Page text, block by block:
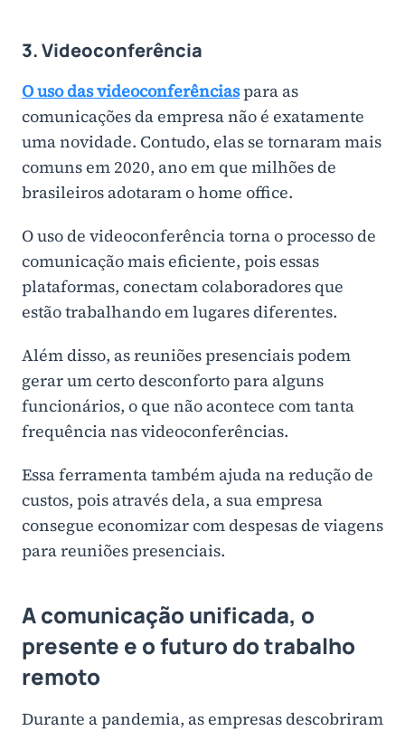
3. Videoconferência
O uso das videoconferênciaspara as
comunicações da empresa não é exatamente
uma novidade. Contudo, elas se tornaram mais
comuns em 2020, ano em que milhões de
brasileiros adotaram o home office.
O uso de videoconferência torna o processo de
comunicação mais eficiente, pois essas
plataformas, conectam colaboradores que
estão trabalhando em lugares diferentes.
Além disso, as reuniões presenciais podem
gerar um certo desconforto para alguns
funcionários, o que não acontece com tanta
frequência nas videoconferências.
Essa ferramenta também ajuda na redução de
custos, pois através dela, a sua empresa
consegue economizar com despesas de viagens
para reuniões presenciais.
A comunicação unificada, o
presente e o futuro do trabalho
remoto
Durante a pandemia, as empresas descobriram